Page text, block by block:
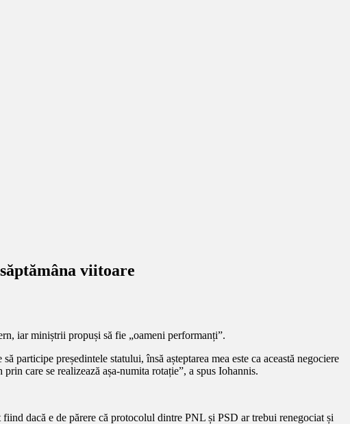
viitoare
iar miniștrii propuși să fie „oameni performanți”.
participe președintele statului, însă așteptarea mea este ca această negociere
care se realizează așa-numita rotație”, a spus Iohannis.
dacă e de părere că protocolul dintre PNL și PSD ar trebui renegociat și